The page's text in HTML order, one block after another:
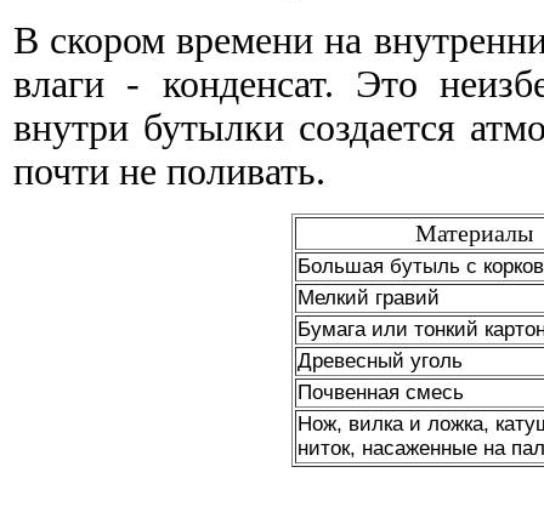
В скором времени на
влаги - конденсат. Это
внутри бутылки создается
почти не поливать.
Материалы
Большая бутыль с
Мелкий гравий
Бумага или тонкий
Древесный уголь
Почвенная смесь
Нож, вилка и ложка,
ниток, насаженные на